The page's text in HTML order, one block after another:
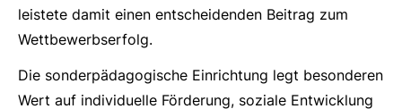
leistete damit einen entscheidenden Beitrag zum
Wettbewerbserfolg.
Die sonderpädagogische Einrichtung legt besonderen
Wert auf individuelle Förderung, soziale Entwicklung